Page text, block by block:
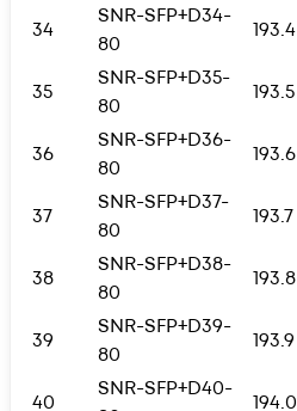
34
SNR-SFP+D34-
80
193.4
35
SNR-SFP+D35-
80
193.5
36
SNR-SFP+D36-
80
193.6
37
SNR-SFP+D37-
80
193.7
38
SNR-SFP+D38-
80
193.8
39
SNR-SFP+D39-
80
193.9
40
SNR-SFP+D40-
194.0